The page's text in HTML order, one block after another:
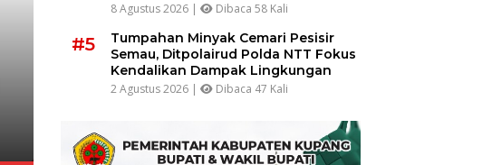
8 Agustus 2026 | Dibaca 58 Kali
#5
Tumpahan Minyak Cemari Pesisir
Semau, Ditpolairud Polda NTT Fokus
Kendalikan Dampak Lingkungan
2 Agustus 2026 | Dibaca 47 Kali